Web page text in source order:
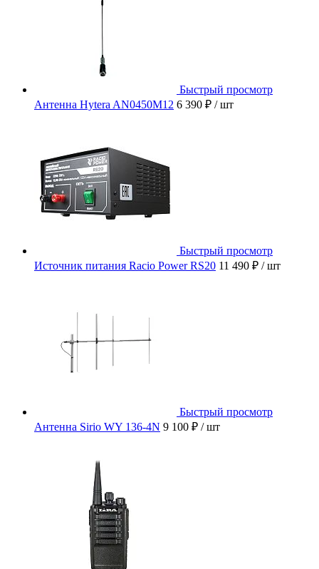
Быстрый просмотр
Антенна Hytera AN0450M12 6 390 ₽ / шт
Быстрый просмотр
Источник питания Racio Power RS20 11 490 ₽ / шт
Быстрый просмотр
Антенна Sirio WY 136-4N 9 100 ₽ / шт